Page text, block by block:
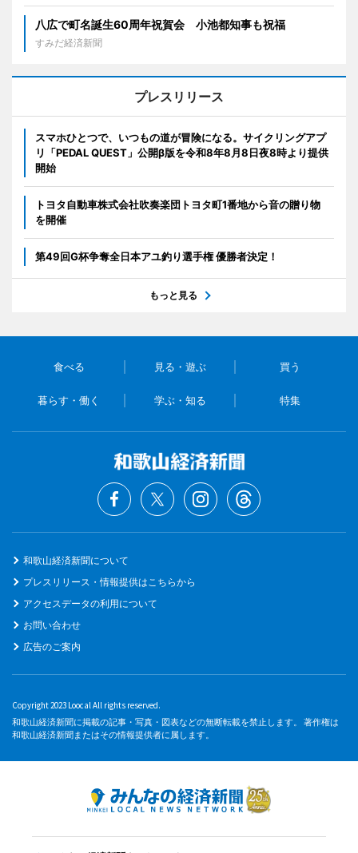
八広で町名誕生60周年祝賀会 小池都知事も祝福
すみだ経済新聞
プレスリリース
スマホひとつで、いつもの道が冒険になる。サイクリングアプ
リ「PEDAL QUEST」公開β版を令和8年8月8日夜8時より提供
開始
トヨタ自動車株式会社吹奏楽団トヨタ町1番地から音の贈り物
を開催
第49回G杯争奪全日本アユ釣り選手権 優勝者決定！
もっと見る
食べる 見る・遊ぶ 買う
暮らす・働く 学ぶ・知る 特集
和歌山経済新聞について
プレスリリース・情報提供はこちらから
アクセスデータの利用について
お問い合わせ
広告のご案内
Copyright 2023 Loocal All rights reserved.
和歌山経済新聞に掲載の記事・写真・図表などの無断転載を禁止します。 著作権は
和歌山経済新聞またはその情報提供者に属します。